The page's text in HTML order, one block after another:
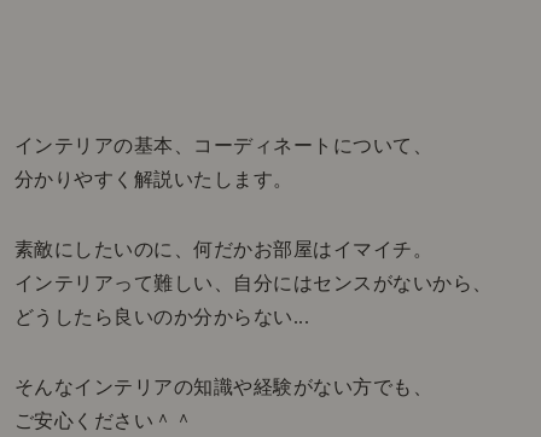
インテリアの基本、コーディネートについて、
分かりやすく解説いたします。
素敵にしたいのに、何だかお部屋はイマイチ。
インテリアって難しい、自分にはセンスがないから、
どうしたら良いのか分からない...
そんなインテリアの知識や経験がない方でも、
ご安心ください＾＾